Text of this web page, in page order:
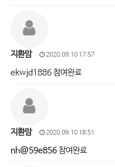
지환맘 2020.09.10 17:57
ekwjd1886 참여완료
지환맘 2020.09.10 18:51
nh@59e856참여완료